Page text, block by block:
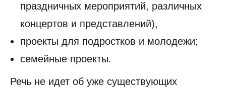
праздничных мероприятий, различных
концертов и представлений),
проекты для подростков и молодежи;
семейные проекты.
Речь не идет об уже существующих